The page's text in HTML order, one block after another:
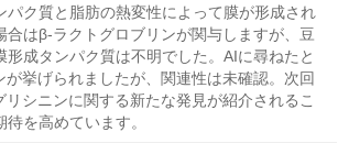
パク質と脂肪の熱変性によって膜が形成され
合はβ-ラクトグロブリンが関与しますが、豆
形成タンパク質は不明でした。AIに尋ねたと
が挙げられましたが、関連性は未確認。次回
リシニンに関する新たな発見が紹介されるこ
を高めています。